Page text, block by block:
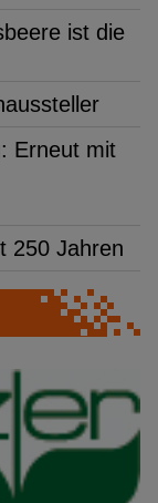
ist die
Erneut mit
250 Jahren